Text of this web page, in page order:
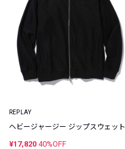
REPLAY
ヘビージャージー ジップスウェット
¥17,820 40%OFF